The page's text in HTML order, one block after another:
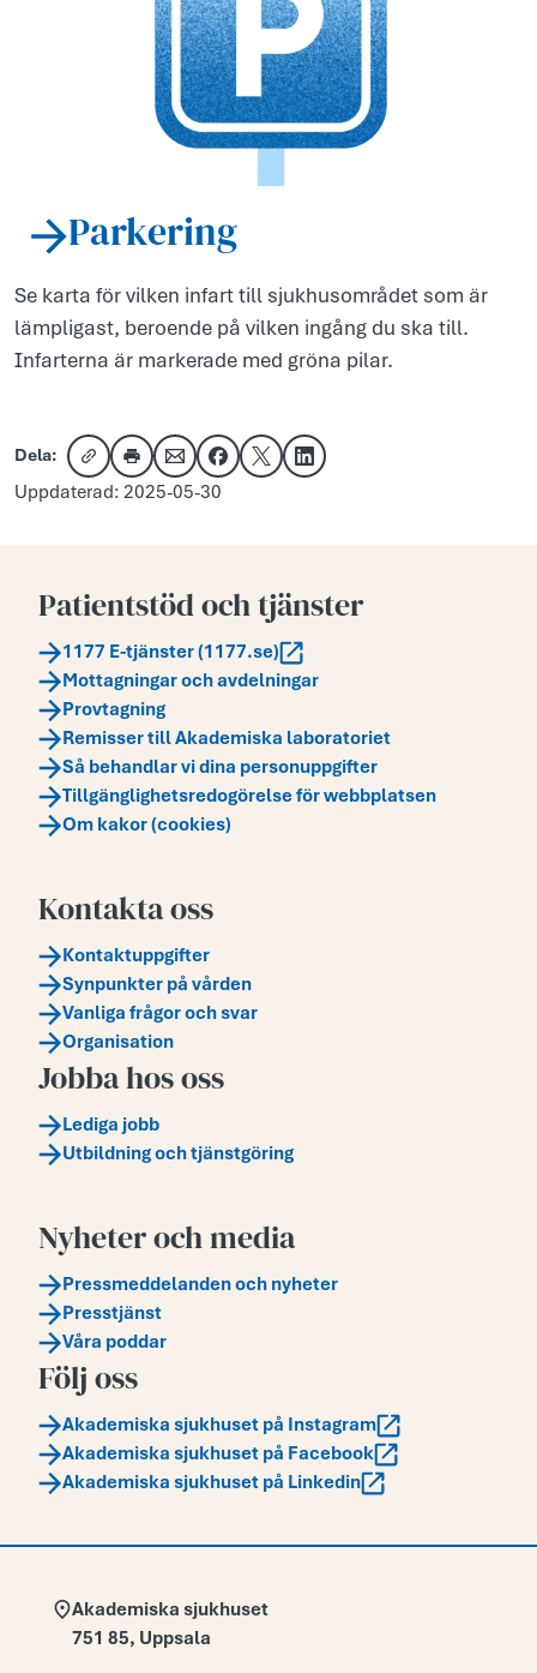
Parkering
Se karta för vilken infart till sjukhusområdet som är
lämpligast, beroende på vilken ingång du ska till.
Infarterna är markerade med gröna pilar.
Dela:
Kopiera länk
Skriv utDela via e-post
Dela på Facebook
Dela på XDela på LinkedIn
Uppdaterad: 2025-05-30
Patientstöd och tjänster
1177 E-tjänster (1177.se)
Mottagningar och avdelningar
Provtagning
Remisser till Akademiska laboratoriet
Så behandlar vi dina personuppgifter
Tillgänglighetsredogörelse för webbplatsen
Om kakor (cookies)
Kontakta oss
Kontaktuppgifter
Synpunkter på vården
Vanliga frågor och svar
Organisation
Jobba hos oss
Lediga jobb
Utbildning och tjänstgöring
Nyheter och media
Pressmeddelanden och nyheter
Presstjänst
Våra poddar
Följ oss
Akademiska sjukhuset på Instagram
Akademiska sjukhuset på Facebook
Akademiska sjukhuset på Linkedin
Adress:
Akademiska sjukhuset
751 85, Uppsala